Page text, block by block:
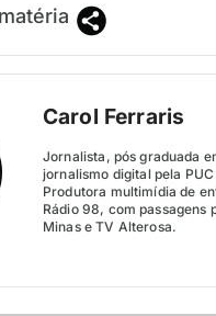
Carol Ferraris
Jornalista, pós graduada
jornalismo digital pela
Produtora multimídia de
Rádio 98, com passagens
Minas e TV Alterosa.